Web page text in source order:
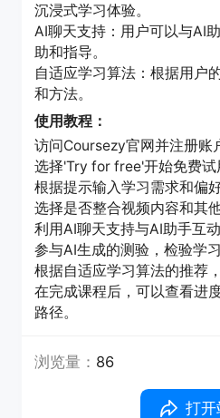
沉浸式学习体验。
AI聊天支持：用户可以与AI
助和指导。
自适应学习算法：根据用户
和方法。
使用教程：
访问Coursezy官网并注册账
选择'Try for free'开始免费试
根据提示输入学习需求和偏
选择是否整合视频内容和其
利用AI聊天支持与AI助手互
参与AI生成的测验，检验学
根据自适应学习算法的推荐
在完成课程后，可以查看进
路径。
浏览量： 86
打开